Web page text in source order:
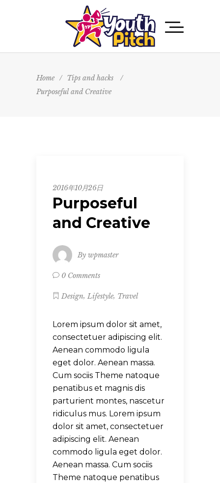
Home / Tips and hacks
/
Purposeful and Creative
and
hacks
2016年10月26日
Purposeful
and Creative
By wpmaster
0 Comments
Design, Lifestyle, Travel
Lorem ipsum dolor sit amet,
consectetuer adipiscing elit.
Aenean commodo ligula
eget dolor. Aenean massa.
Cum sociis Theme natoque
penatibus et magnis dis
parturient montes, nascetur
ridiculus mus. Lorem ipsum
dolor sit amet, consectetuer
adipiscing elit. Aenean
commodo ligula eget dolor.
Aenean massa. Cum sociis
Theme natoque penatibus